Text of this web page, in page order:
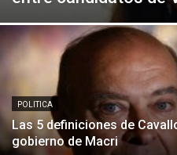
POLITICA
Las 5 definiciones de
gobierno de Macri